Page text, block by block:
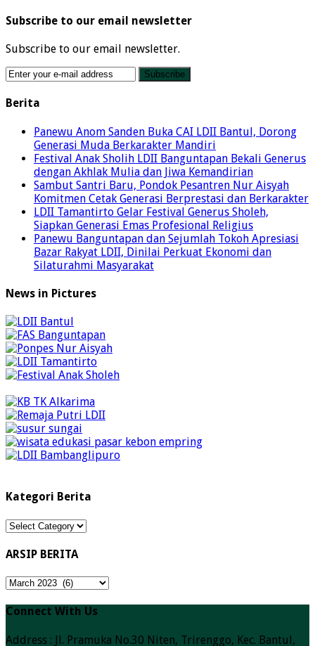
Subscribe to our email newsletter
Subscribe to our email newsletter.
Berita
Panewu Anom Sanden Buka CAI LDII Bantul, Dorong
Generasi Muda Berkarakter Mandiri
Festival Anak Sholih LDII Banguntapan Bekali Generus
dengan Akhlak Mulia dan Jiwa Kemandirian
Sambut Santri Baru, Pondok Pesantren Nur Aisyah
Komitmen Cetak Generasi Berprestasi dan Berkarakter
LDII Tamantirto Gelar Festival Generus Sholeh,
Siapkan Generasi Emas Profesional Religius
Panewu Banguntapan dan Sejumlah Tokoh Apresiasi
Bazar Rakyat LDII, Dinilai Perkuat Ekonomi dan
Silaturahmi Masyarakat
News in Pictures
Kategori Berita
Kategori
ARSIP BERITA
ARSIP
Connect With Us
Address : Jl. Pramuka No.30 Niten, Trirenggo, Kec. Bantul,